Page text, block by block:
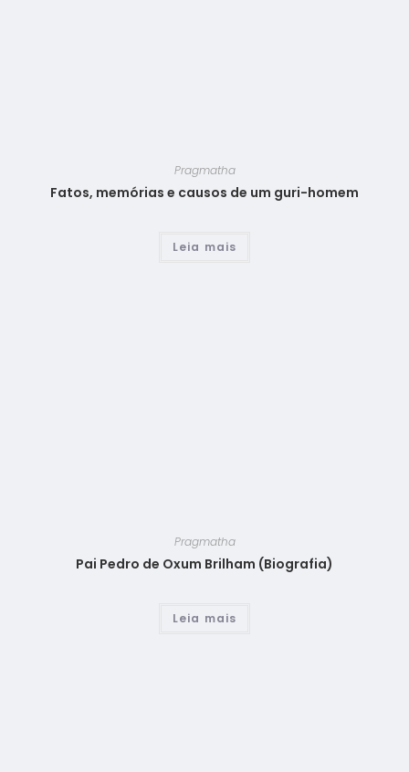
Pragmatha
Fatos, memórias e causos de um guri-homem
Leia mais
Pragmatha
Pai Pedro de Oxum Brilham (Biografia)
Leia mais